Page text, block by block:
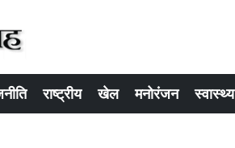
राष्ट्रीय खेल मनोरंजन स्वास्थ्य